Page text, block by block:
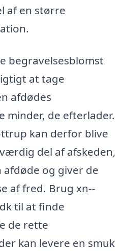
af en større
begravelsesblomst
at tage
afdødes
minder, de efterlader.
kan derfor blive
del af afskeden,
og giver de
af fred. Brug xn--
til at finde
de rette
kan levere en smuk